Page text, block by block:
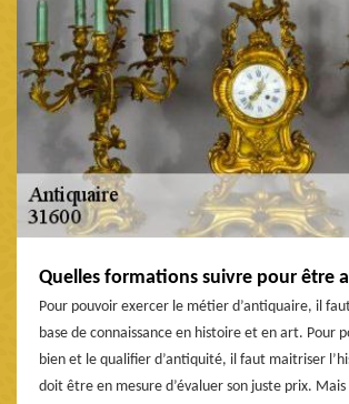
Quelles formations suivre pour être
Pour pouvoir exercer le métier d’antiquaire, il
base de connaissance en histoire et en art. Pour
bien et le qualifier d’antiquité, il faut maitriser
doit être en mesure d’évaluer son juste prix.